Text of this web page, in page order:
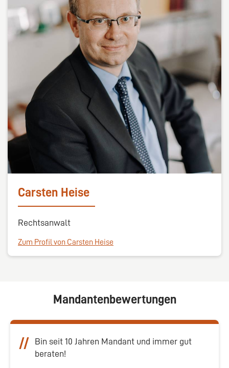
Carsten Heise
Rechtsanwalt
Zum Profil von Carsten Heise
Mandantenbewertungen
Bin seit 10 Jahren Mandant und immer gut
beraten!